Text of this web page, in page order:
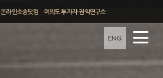
온라인소송닷컴 여의도 투자자 권익연구소
ENG